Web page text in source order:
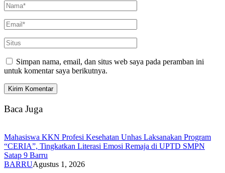
Simpan nama, email, dan situs web saya pada peramban ini
untuk komentar saya berikutnya.
Baca Juga
Mahasiswa KKN Profesi Kesehatan Unhas Laksanakan Program
“CERIA”, Tingkatkan Literasi Emosi Remaja di UPTD SMPN
Satap 9 Barru
BARRUAgustus 1, 2026